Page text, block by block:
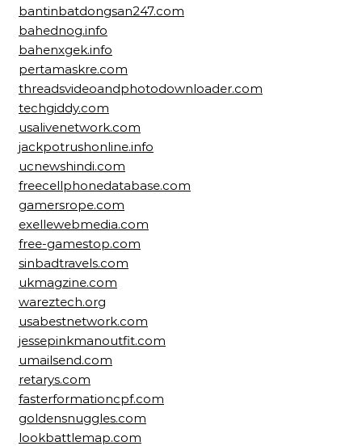
bantinbatdongsan247.com
bahednog.info
bahenxgek.info
pertamaskre.com
threadsvideoandphotodownloader.com
techgiddy.com
usalivenetwork.com
jackpotrushonline.info
ucnewshindi.com
freecellphonedatabase.com
gamersrope.com
exellewebmedia.com
free-gamestop.com
sinbadtravels.com
ukmagzine.com
wareztech.org
usabestnetwork.com
jessepinkmanoutfit.com
umailsend.com
retarys.com
fasterformationcpf.com
goldensnuggles.com
lookbattlemap.com